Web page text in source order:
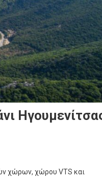
χώρων, χώρου VTS και